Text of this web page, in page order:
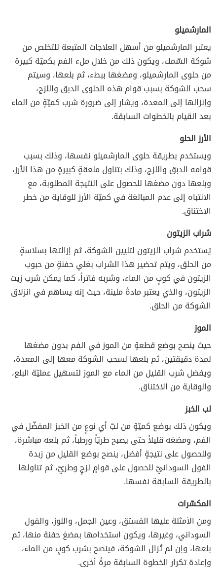
المارشميلو
يعتبر المارشميلو من أسهل العلاجات المتبعة للتخلص من
شوكة السّمك، ويكون ذلك من خلال ملء الفم بكميّة كبيرة
من حلوى المارشميلو، ومضغها ببطء، ثم بلعها، وسيتم
سحب الشوكة بسبب قوام هذه الحلوى الدبق واللزج،
وإنزالها إلى المعدة، ويشار إلى ضرورة شرب كميّةٍ من الماء
بعد القيام بالخطوات السابقة.
الأرز الحلو
ويستخدم بطريقة حلوى المارشميلو نفسها، وذلك بسبب
قوامه الدبق واللزج، وذلك بتناول ملعقةٍ كبيرةٍ من هذا الأرز،
وبلعها دون مضغها للحصول على النتيجة المطلوبة، مع
الانتباه إلى عدم المبالغة في كميّة الأرز للوقاية من خطر
الاختناق.
شراب الزيتون
يُستخدم شراب الزيتون لتليين الشوكة، ثم إزالتها بسلاسةٍ
من الحلق، ويتم تحضير هذا الشراب بغلي حفنةٍ من حبوب
الزيتون في كوبٍ من الماء، وشربه فاتراً، كما يمكن شرب زيت
الزيتون، والذي يعتبر مادةً ملينة، حيث إنه يساهم في انزلاق
الشوكة من الحلق.
الموز
حيث ينصح بوضع قطعةٍ من الموز في الفم بدون مضغها
لمدة دقيقتين، ثم بلعها لسحب الشوكة معها إلى المعدة،
ويفضل شرب القليل من الماء مع الموز لتسهيل عمليّة البلع،
والوقاية من الاختناق.
لب الخبز
ويكون ذلك بوضع كميّةٍ من لبّ أي نوعٍ من الخبز المفضّل في
الفم، ومضغه قليلاً حتى يصبح طريّاً ورطباً، ثم بلعه مباشرة،
وللحصول على نتيجةٍ أفضل، ينصح بوضع القليل من زبدة
الفول السودانيّ للحصول على قوامٍ لزجٍ وطريّ، ثم تناولها
بالطريقة السابقة نفسها.
المكسّرات
ومن الأمثلة عليها الفستق، وعين الجمل، واللوز، والفول
السوداني، وغيرها، ويكون استخدامها بمضغ حفنة منها، ثم
بلعها، وإن لم تُزال الشوكة، فينصح بشرب كوبٍ من الماء،
وإعادة تكرار الخطوة السابقة مرةً أخرى.